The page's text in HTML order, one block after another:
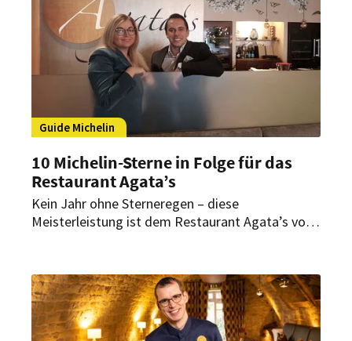
den kulinarischen Spitzenadressen in
Deutschland.
Guide Michelin
10 Michelin-Sterne in Folge für das
Restaurant Agata’s
Kein Jahr ohne Sterneregen – diese
Meisterleistung ist dem Restaurant Agata’s von
Erfolg?